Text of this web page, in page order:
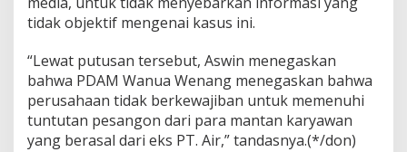
a
n
o
n
tidak objektif mengenai kasus ini.
“Lewat putusan tersebut, Aswin menegaskan
bahwa PDAM Wanua Wenang menegaskan bahwa
perusahaan tidak berkewajiban untuk memenuhi
tuntutan pesangon dari para mantan karyawan
yang berasal dari eks PT. Air,” tandasnya.(*/don)